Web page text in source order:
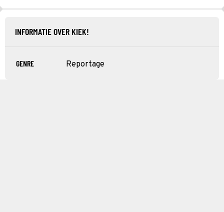
INFORMATIE OVER KIEK!
GENRE Reportage